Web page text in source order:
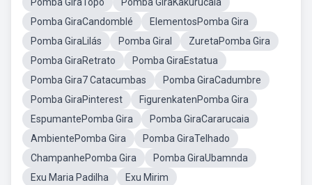
Pomba GiraCandomblé
ElementosPomba Gira
Pomba GiraLilás
Pomba GiraI
ZuretaPomba Gira
Pomba GiraRetrato
Pomba GiraEstatua
Pomba Gira7 Catacumbas
Pomba GiraCadumbre
Pomba GiraPinterest
FigurenkatenPomba Gira
EspumantePomba Gira
Pomba GiraCararucaia
AmbientePomba Gira
Pomba GiraTelhado
ChampanhePomba Gira
Pomba GiraUbamnda
Exu Maria Padilha
Exu Mirim